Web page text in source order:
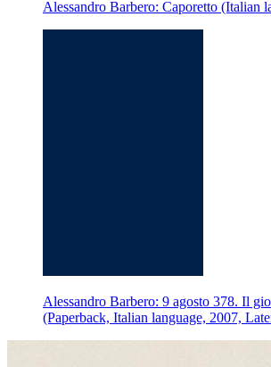
Alessandro Barbero: Caporetto (Italian
Alessandro Barbero: 9 agosto 378. Il
(Paperback, Italian language, 2007,